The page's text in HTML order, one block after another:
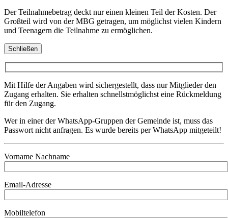
Der Teilnahmebetrag deckt nur einen kleinen Teil der Kosten. Der
Großteil wird von der MBG getragen, um möglichst vielen Kindern
und Teenagern die Teilnahme zu ermöglichen.
Schließen
Mit Hilfe der Angaben wird sichergestellt, dass nur Mitglieder den
Zugang erhalten. Sie erhalten schnellstmöglichst eine Rückmeldung
für den Zugang.
Wer in einer der WhatsApp-Gruppen der Gemeinde ist, muss das
Passwort nicht anfragen. Es wurde bereits per WhatsApp mitgeteilt!
Vorname Nachname
Email-Adresse
Mobiltelefon